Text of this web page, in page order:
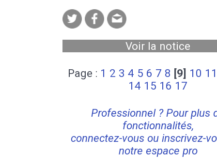
Voir la notice
Page : 1 2 3 4 5 6 7 8 [9] 10 11
14 15 16 17
Professionnel ? Pour plus
fonctionnalités,
connectez-vous ou inscrivez-
notre espace pro